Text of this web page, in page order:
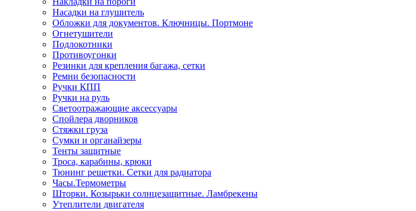
Насадки на глушитель
Обложки для документов. Ключницы. Портмоне
Огнетушители
Подлокотники
Противоугонки
Резинки для крепления багажа, сетки
Ремни безопасности
Ручки КПП
Ручки на руль
Светоотражающие аксессуары
Спойлера дворников
Стяжки груза
Сумки и органайзеры
Тенты защитные
Троса, карабины, крюки
Тюнинг решетки. Сетки для радиатора
Часы.Термометры
Шторки. Козырьки солнцезащитные. Ламбрекены
Утеплители двигателя